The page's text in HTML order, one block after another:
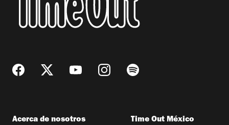
Acerca de nosotros Time Out México